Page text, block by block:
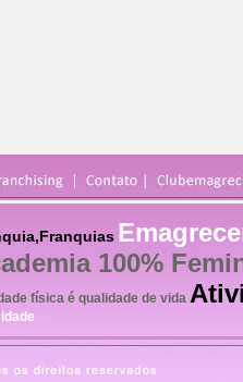
100%
física é qualidade de vida